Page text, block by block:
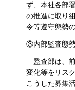
ず、本社各部
の推進に取り
令等遵守態勢
③内部監査態勢
監査部は、
変化等をリス
こうした募集